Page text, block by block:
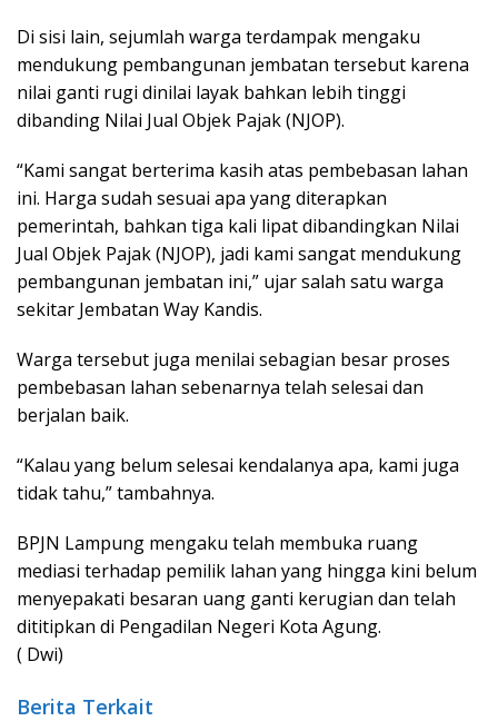
Di sisi lain, sejumlah warga terdampak mengaku
mendukung pembangunan jembatan tersebut karena
nilai ganti rugi dinilai layak bahkan lebih tinggi
dibanding Nilai Jual Objek Pajak (NJOP).
“Kami sangat berterima kasih atas pembebasan lahan
ini. Harga sudah sesuai apa yang diterapkan
pemerintah, bahkan tiga kali lipat dibandingkan Nilai
Jual Objek Pajak (NJOP), jadi kami sangat mendukung
pembangunan jembatan ini,” ujar salah satu warga
sekitar Jembatan Way Kandis.
Warga tersebut juga menilai sebagian besar proses
pembebasan lahan sebenarnya telah selesai dan
berjalan baik.
“Kalau yang belum selesai kendalanya apa, kami juga
tidak tahu,” tambahnya.
BPJN Lampung mengaku telah membuka ruang
mediasi terhadap pemilik lahan yang hingga kini belum
menyepakati besaran uang ganti kerugian dan telah
dititipkan di Pengadilan Negeri Kota Agung.
( Dwi)
Berita Terkait